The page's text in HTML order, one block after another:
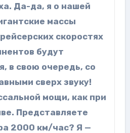
Да-да, я о нашей
массы
скоростях
будут
в свою очередь, со
сверх звуку!
мощи, как при
Представляете
2000 км/час? Я —